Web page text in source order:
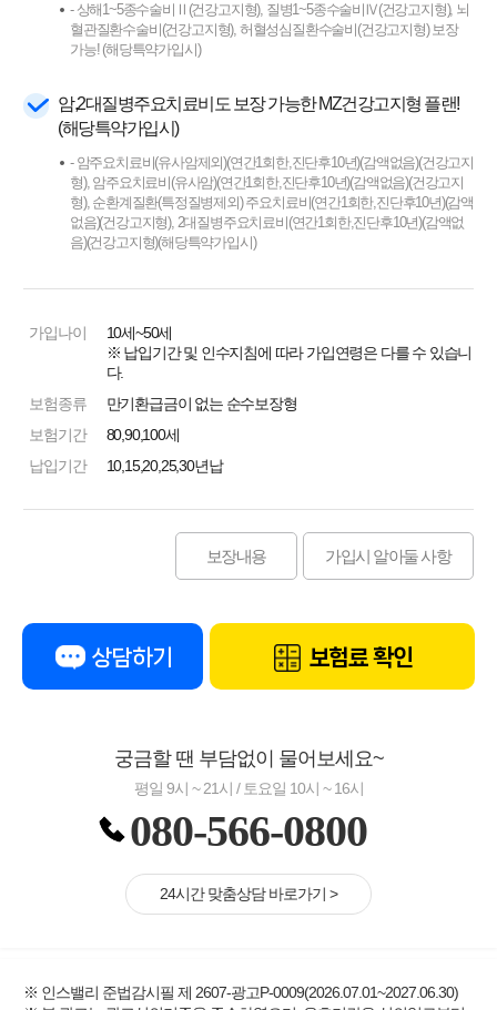
- 상해1~5종수술비Ⅱ(건강고지형), 질병1~5종수술비Ⅳ(건강고지형), 뇌
혈관질환수술비(건강고지형), 허혈성심질환수술비(건강고지형) 보장
가능! (해당특약가입시)
암,2대질병주요치료비도 보장 가능한 MZ건강고지형 플랜!
(해당특약가입시)
- 암주요치료비(유사암제외)(연간1회한,진단후10년)(감액없음)(건강고지
형), 암주요치료비(유사암)(연간1회한,진단후10년)(감액없음)(건강고지
형), 순환계질환(특정질병제외) 주요치료비(연간1회한,진단후10년)(감액
없음)(건강고지형), 2대질병주요치료비(연간1회한,진단후10년)(감액없
음)(건강고지형)(해당특약가입시)
가입나이
10세~50세
※ 납입기간 및 인수지침에 따라 가입연령은 다를 수 있습니
다.
보험종류
만기환급금이 없는 순수보장형
보험기간
80,90,100세
납입기간
10,15,20,25,30년납
보장내용 가입시 알아둘 사항
상담하기 보험료 확인
궁금할 땐 부담없이 물어보세요~
평일 9시 ~ 21시 / 토요일 10시 ~ 16시
080-566-0800
24시간 맞춤상담 바로가기 >
※ 인스밸리 준법감시필 제 2607-광고P-0009(2026.07.01~2027.06.30)